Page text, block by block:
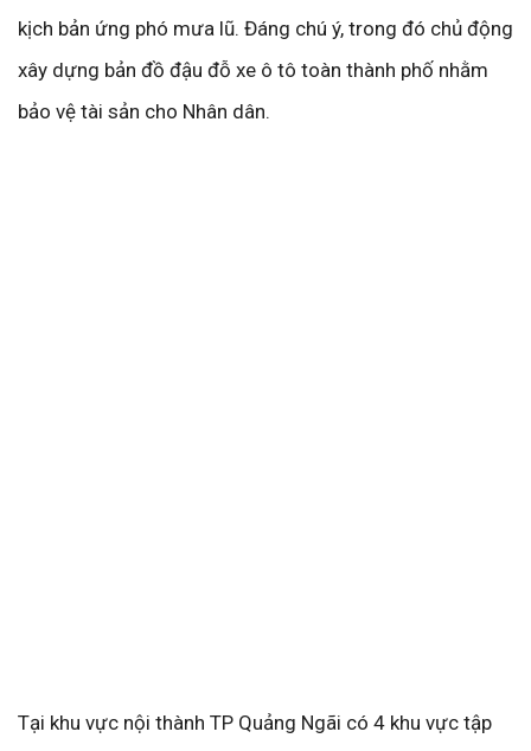
kịch bản ứng phó mưa lũ. Đáng chú ý, trong đó chủ động
xây dựng bản đồ đậu đỗ xe ô tô toàn thành phố nhằm
bảo vệ tài sản cho Nhân dân.
Tại khu vực nội thành TP Quảng Ngãi có 4 khu vực tập